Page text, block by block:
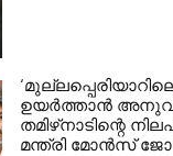
ഉയർത്താൻ
തമിഴ്‌നാടിന്റെ
മന്ത്രി മോൻസ്